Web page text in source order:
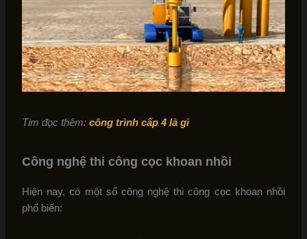
Tim đọc thêm:công trình cấp 4 là gì
Công nghệ thi công cọc khoan nhồi
Hiện nay, có một số công nghệ thi công cọc khoan nhồi
phổ biến: